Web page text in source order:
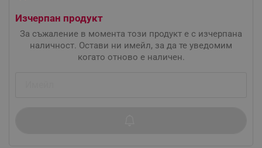
Изчерпан продукт
За съжаление в момента този продукт е с изчерпана
наличност. Остави ни имейл, за да те уведомим
когато отново е наличен.